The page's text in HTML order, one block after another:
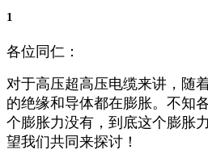
1
各位同仁：
对于高压超高压电缆来讲，随
的绝缘和导体都在膨胀。不知
个膨胀力没有，到底这个膨胀
望我们共同来探讨！